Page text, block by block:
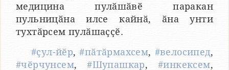
медицина пулӑшӑвӗ паракан
пульницӑна илсе кайнӑ, ӑна унти
тухтӑрсем пулӑшаҫҫӗ.
#ҫул-йӗр,#пӑтӑрмахсем, #велосипед,
#чӗрчунсем,#Шупашкар, #инкексем,